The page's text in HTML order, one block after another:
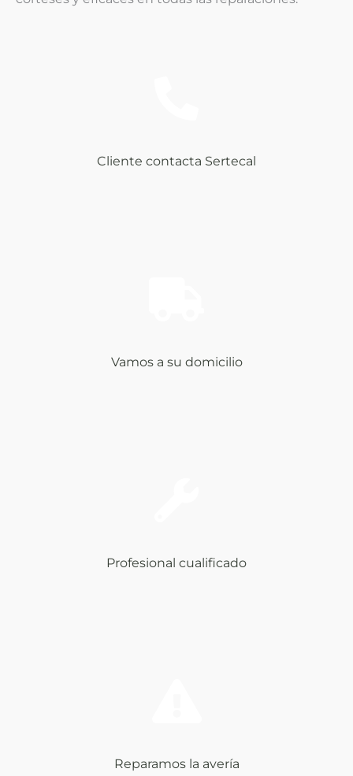
Cliente contacta Sertecal
Vamos a su domicilio
Profesional cualificado
Reparamos la avería